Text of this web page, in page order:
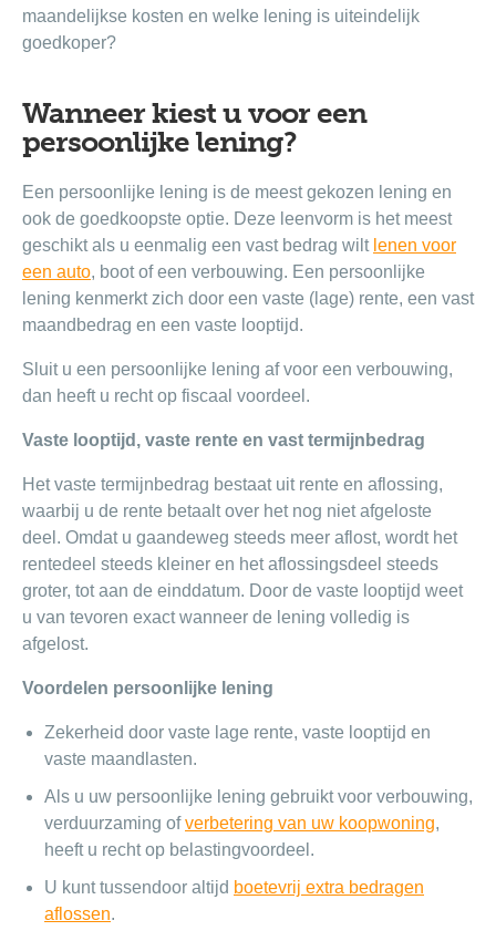
maandelijkse kosten en welke lening is uiteindelijk
goedkoper?
Wanneer kiest u voor een
persoonlijke lening?
Een persoonlijke lening is de meest gekozen lening en
ook de goedkoopste optie. Deze leenvorm is het meest
geschikt als u eenmalig een vast bedrag wilt lenen voor
een auto, boot of een verbouwing. Een persoonlijke
lening kenmerkt zich door een vaste (lage) rente, een vast
maandbedrag en een vaste looptijd.
Sluit u een persoonlijke lening af voor een verbouwing,
dan heeft u recht op fiscaal voordeel.
Vaste looptijd, vaste rente en vast termijnbedrag
Het vaste termijnbedrag bestaat uit rente en aflossing,
waarbij u de rente betaalt over het nog niet afgeloste
deel. Omdat u gaandeweg steeds meer aflost, wordt het
rentedeel steeds kleiner en het aflossingsdeel steeds
groter, tot aan de einddatum. Door de vaste looptijd weet
u van tevoren exact wanneer de lening volledig is
afgelost.
Voordelen persoonlijke lening
Zekerheid door vaste lage rente, vaste looptijd en
vaste maandlasten.
Als u uw persoonlijke lening gebruikt voor verbouwing,
verduurzaming ofverbetering van uw koopwoning,
heeft u recht op belastingvoordeel.
U kunt tussendoor altijd boetevrij extra bedragen
aflossen.